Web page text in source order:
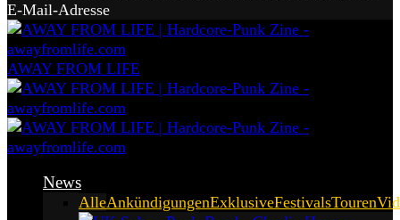
E-Mail-Adresse
AWAY FROM LIFE
News
AlleAnkündigungenExklusiveFestivalsTouren